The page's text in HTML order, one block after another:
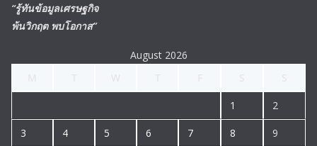
“รู้ทันข้อมูลเศรษฐกิจ
พ้นวิกฤต พบโอกาส”
August 2026
1 2
3 4 5 6 7 8 9